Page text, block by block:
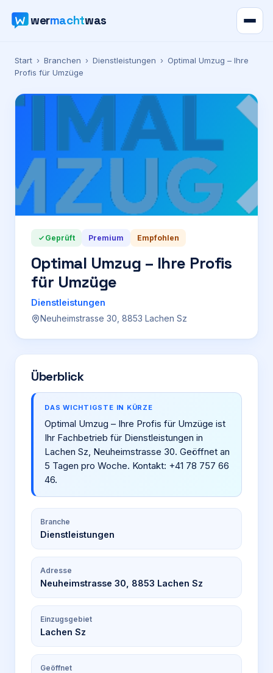
wermachtwas
Verzeichnis
Karte
Ratgeber
Werbung
Für Firmen
Start › Branchen › Dienstleistungen › Optimal Umzug – Ihre
Profis für Umzüge
Geprüft Premium Empfohlen
Optimal Umzug – Ihre Profis
für Umzüge
Dienstleistungen
Neuheimstrasse 30, 8853 Lachen Sz
Überblick
DAS WICHTIGSTE IN KÜRZE
Optimal Umzug – Ihre Profis für Umzüge ist
Ihr Fachbetrieb für Dienstleistungen in
Lachen Sz, Neuheimstrasse 30. Geöffnet an
5 Tagen pro Woche. Kontakt: +41 78 757 66
46.
Branche
Dienstleistungen
Adresse
Neuheimstrasse 30, 8853 Lachen Sz
Einzugsgebiet
Lachen Sz
Geöffnet